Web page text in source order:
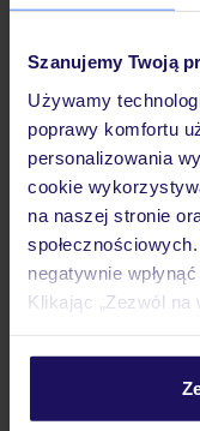
Szanujemy Twoją
Używamy
poprawy komfortu
personalizowania
cookie
na naszej stronie
negatywnie
Klikając „Zezwól
personalizować
Szczegółowe
Pokoje
Atrakcje
Ważne
Często